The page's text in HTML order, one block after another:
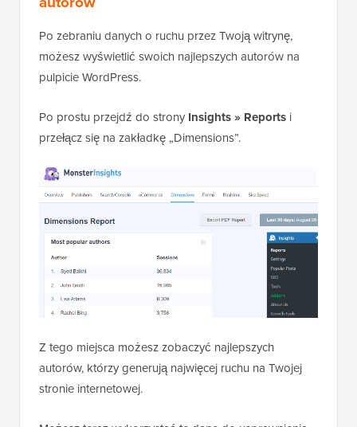
Po zebraniu danych o ruchu przez Twoją witrynę,
możesz wyświetlić swoich najlepszych autorów na
pulpicie WordPress.
Po prostu przejdź do strony Insights » Reports i
przełącz się na zakładkę „Dimensions”.
Z tego miejsca możesz zobaczyć najlepszych
autorów, którzy generują najwięcej ruchu na Twojej
stronie internetowej.